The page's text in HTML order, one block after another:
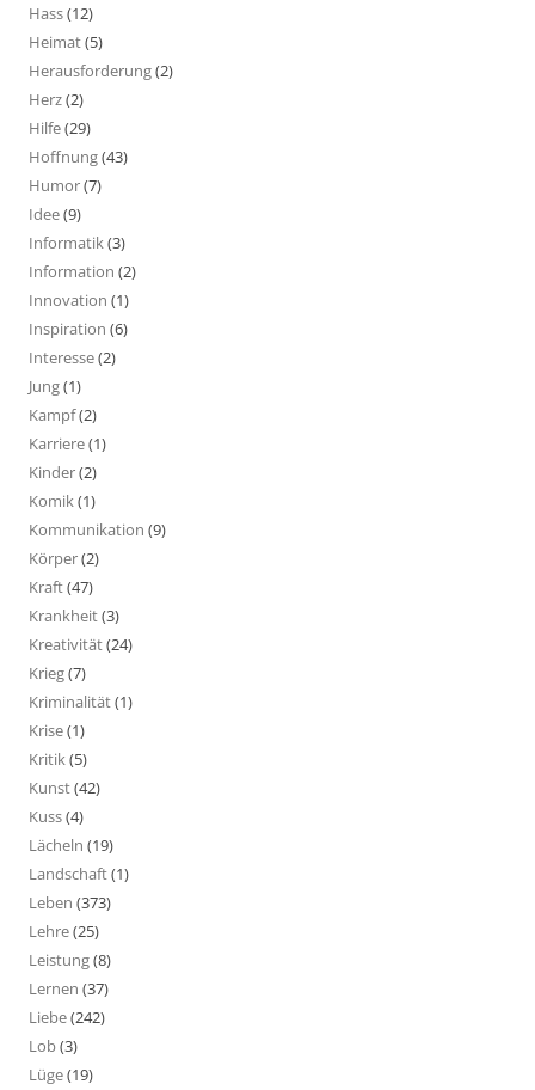
Hass(12)
Heimat(5)
Herausforderung(2)
Herz(2)
Hilfe(29)
Hoffnung(43)
Humor(7)
Idee(9)
Informatik(3)
Information (2)
Innovation (1)
Inspiration (6)
Interesse(2)
Jung(1)
Kampf(2)
Karriere(1)
Kinder(2)
Komik(1)
Kommunikation (9)
Körper(2)
Kraft(47)
Krankheit(3)
Kreativität(24)
Krieg(7)
Kriminalität(1)
Krise(1)
Kritik(5)
Kunst(42)
Kuss(4)
Lächeln (19)
Landschaft(1)
Leben (373)
Lehre(25)
Leistung(8)
Lernen (37)
Liebe(242)
Lob(3)
Lüge(19)